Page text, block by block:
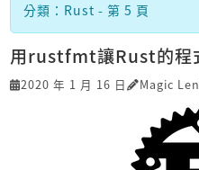
分類：Rust - 第 5 頁
用rustfmt讓Rust的程
2020 年 1 月 16 日 Magic Len